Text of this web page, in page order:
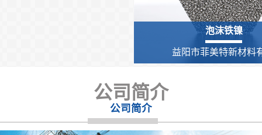
泡沫铁镍
益阳市菲美特新材料
公司简介
公司简介